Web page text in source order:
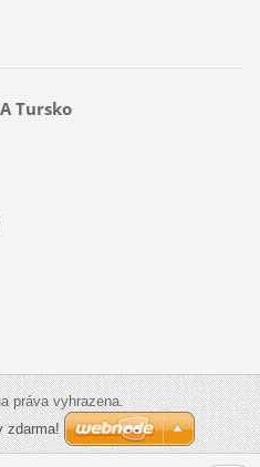
Tursko
práva vyhrazena.
zdarma!